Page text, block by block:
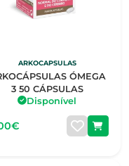
ARKOCAPSULAS
ÓMEGA
3 50 CÁPSULAS
Disponível